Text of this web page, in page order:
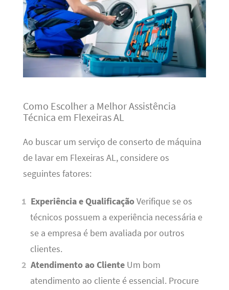
Como Escolher a Melhor Assistência
Técnica em Flexeiras AL
Ao buscar um serviço de conserto de máquina
de lavar em Flexeiras AL, considere os
seguintes fatores:
Experiência e QualificaçãoVerifique se os
técnicos possuem a experiência necessária e
se a empresa é bem avaliada por outros
clientes.
Atendimento ao Cliente Um bom
atendimento ao cliente é essencial. Procure